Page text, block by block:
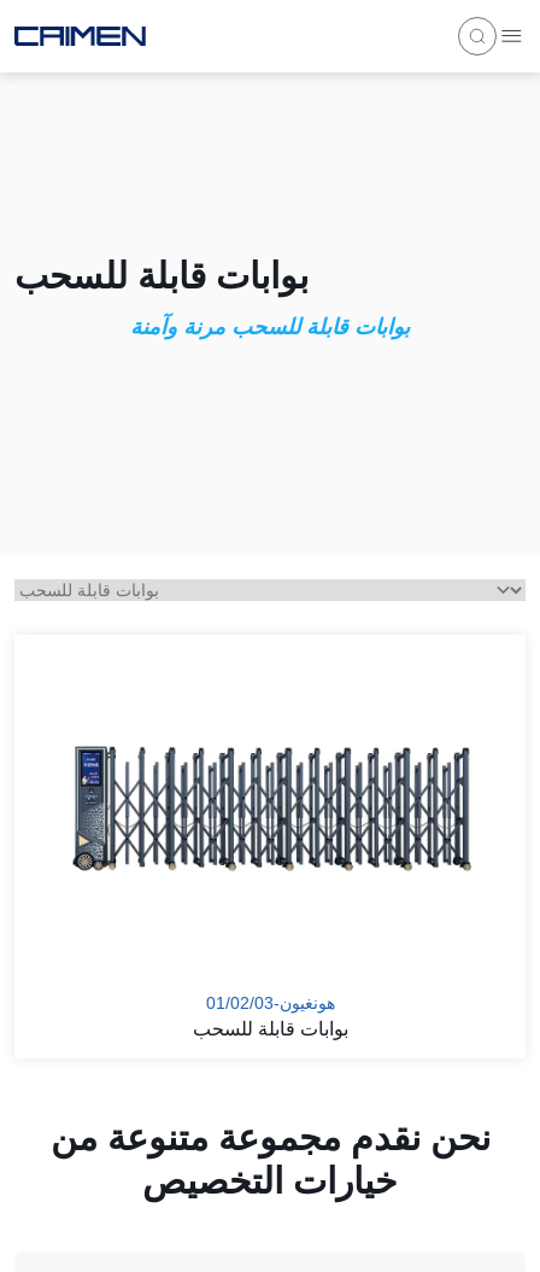
بوابات قابلة للسحب
بوابات قابلة للسحب مرنة وآمنة
هونغيون-01/02/03
بوابات قابلة للسحب
نحن نقدم مجموعة متنوعة من
خيارات التخصيص